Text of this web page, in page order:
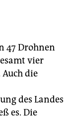
47 Drohnen
vier
Auch die
des Landes
es. Die